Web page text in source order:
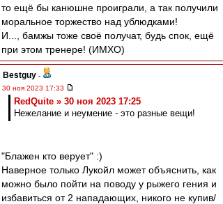
то ещё бы канюшне проиграли, а так получили
моральное торжество над ублюдками!
И..., бамжы тоже своё получат, будь спок, ещё
при этом тренере! (ИМХО)
Bestguy -
30 ноя 2023 17:33
RedQuite » 30 ноя 2023 17:25
Нежелание и неумение - это разные вещи!
"Блажен кто верует" :)
Наверное только Лукойл может объяснить, как
можно было пойти на поводу у рыжего гения и
избавиться от 2 нападающих, никого не купив/